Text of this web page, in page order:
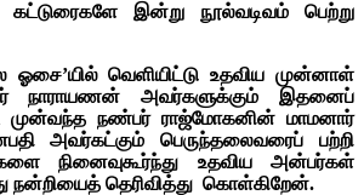
இன்று நூல்வடிவம் பெற்று
வெளியிட்டு உதவிய முன்னாள்
நாராயணன் அவர்களுக்கும் இதனைப்
முன்வந்த நண்பர் ராஜ்மோகனின் மாமனார்
அவர்கட்கும் பெருந்தலைவரைப் பற்றி
நினைவுகூர்ந்து உதவிய அன்பர்கள்
நன்றியைத் தெரிவித்து கொள்கிறேன்.